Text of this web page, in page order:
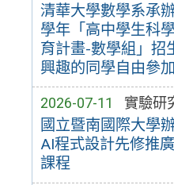
清華大學數學系承
學年「高中學生科
育計畫-數學組」招
興趣的同學自由參
2026-07-11 實驗研
國立暨南國際大學
AI程式設計先修推
課程